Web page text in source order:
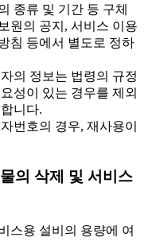
종류 및 기간 등 구체
원의 공지, 서비스 이용
침 등에서 별도로 정하
의 정보는 법령의 규정
성이 있는 경우를 제외
니다.
번호의 경우, 재사용이
의 삭제 및 서비스
스용 설비의 용량에 여